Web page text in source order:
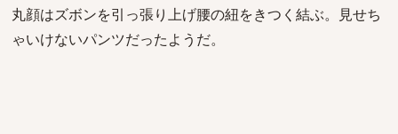
丸顔はズボンを引っ張り上げ腰の紐をきつく結ぶ。見せち
ゃいけないパンツだったようだ。